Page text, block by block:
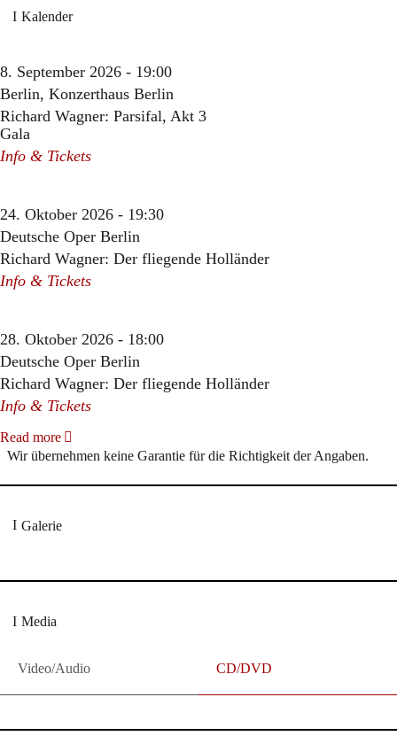
Kalender
8. September 2026 - 19:00
Berlin, Konzerthaus Berlin
Richard Wagner: Parsifal, Akt 3
Gala
Info & Tickets
24. Oktober 2026 - 19:30
Deutsche Oper Berlin
Richard Wagner: Der fliegende Holländer
Info & Tickets
28. Oktober 2026 - 18:00
Deutsche Oper Berlin
Richard Wagner: Der fliegende Holländer
Info & Tickets
Read more
Wir übernehmen keine Garantie für die Richtigkeit der Angaben.
Galerie
Media
Video/Audio CD/DVD